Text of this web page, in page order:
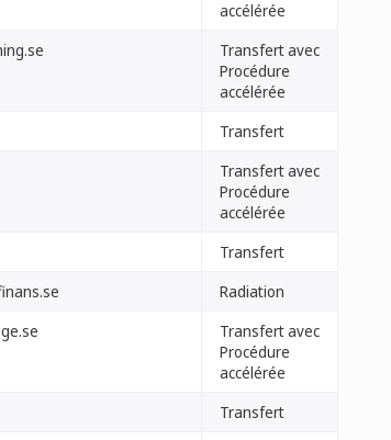
accélérée
Transfert avec
Procédure
accélérée
Transfert
Transfert avec
Procédure
accélérée
Transfert
Radiation
Transfert avec
Procédure
accélérée
Transfert